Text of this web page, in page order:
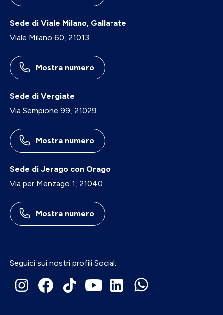
Sede di Viale Milano, Gallarate
Viale Milano 60, 21013
Mostra numero
Sede di Vergiate
Via Sempione 99, 21029
Mostra numero
Sede di Jerago con Orago
Via per Menzago 1, 21040
Mostra numero
Seguici sui nostri profili Social: